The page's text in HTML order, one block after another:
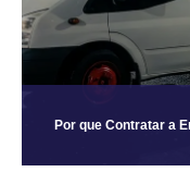
Por que Contratar a